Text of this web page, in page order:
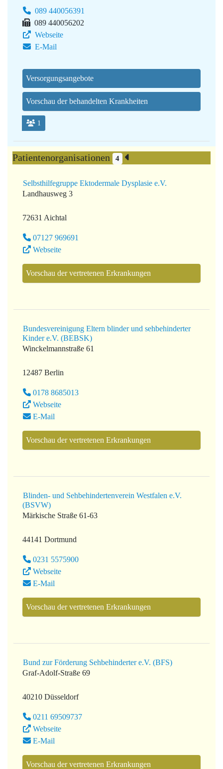
089 440056391
089 440056202
Webseite
E-Mail
Versorgungsangebote
Vorschau der behandelten Krankheiten
1
Patientenorganisationen 4
Selbsthilfegruppe Ektodermale Dysplasie e.V.
Landhausweg 3
72631 Aichtal
07127 969691
Webseite
Vorschau der vertretenen Erkrankungen
Bundesvereinigung Eltern blinder und sehbehinderter
Kinder e.V. (BEBSK)
Winckelmannstraße 61
12487 Berlin
0178 8685013
Webseite
E-Mail
Vorschau der vertretenen Erkrankungen
Blinden- und Sehbehindertenverein Westfalen e.V.
(BSVW)
Märkische Straße 61-63
44141 Dortmund
0231 5575900
Webseite
E-Mail
Vorschau der vertretenen Erkrankungen
Bund zur Förderung Sehbehinderter e.V. (BFS)
Graf-Adolf-Straße 69
40210 Düsseldorf
0211 69509737
Webseite
E-Mail
Vorschau der vertretenen Erkrankungen